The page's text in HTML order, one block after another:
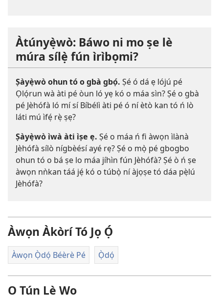
Àtúnyẹ̀wò: Báwo ni mo ṣe lè
múra sílẹ̀ fún ìrìbọmi?
Ṣàyẹ̀wò ohun tó o gbà gbọ́. Ṣé ó dá ẹ lójú pé
Ọlọ́run wà àti pé òun ló yẹ kó o máa sìn? Ṣé o gbà
pé Jèhófà ló mí sí Bíbélì àti pé ó ní ètò kan tó ń lò
láti mú ìfẹ́ rẹ̀ ṣẹ?
Ṣàyẹ̀wò ìwà àti ìṣe ẹ. Ṣé o máa ń fi àwọn ìlànà
Jèhófà sílò nígbèésí ayé rẹ? Ṣé o mọ̀ pé gbogbo
ohun tó o bá ṣe lo máa jíhìn fún Jèhófà? Ṣé ò ń ṣe
àwọn nǹkan táá jẹ́ kó o túbọ̀ ní àjọṣe tó dáa pẹ̀lú
Jèhófà?
Àwọn Àkòrí Tó Jọ Ọ́
Àwọn Ọ̀dọ́ Béèrè Pé Ọ̀dọ́
O Tún Lè Wo